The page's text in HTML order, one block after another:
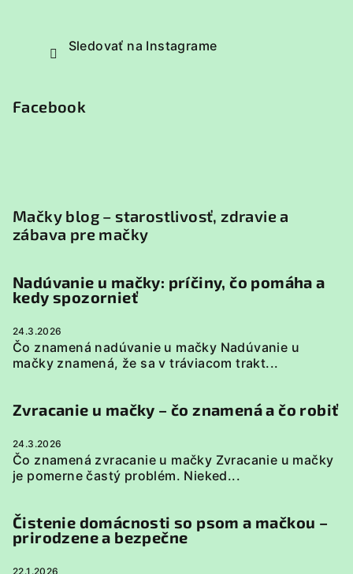
Sledovať na Instagrame
Facebook
Mačky blog – starostlivosť, zdravie a
zábava pre mačky
Nadúvanie u mačky: príčiny, čo pomáha a
kedy spozornieť
24.3.2026
Čo znamená nadúvanie u mačky Nadúvanie u
mačky znamená, že sa v tráviacom trakt...
Zvracanie u mačky – čo znamená a čo robiť
24.3.2026
Čo znamená zvracanie u mačky Zvracanie u mačky
je pomerne častý problém. Nieked...
Čistenie domácnosti so psom a mačkou –
prirodzene a bezpečne
22.1.2026